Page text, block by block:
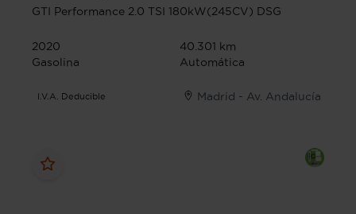
GTI Performance 2.0 TSI 180kW(245CV) DSG
2020
40.301 km
Gasolina
Automática
I.V.A. Deducible Madrid - Av. Andalucía